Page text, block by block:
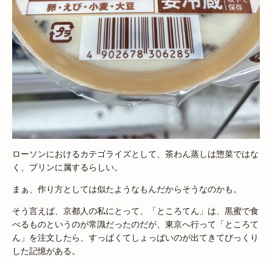
ローソンにおけるカテゴライズとして、茶わん蒸しは惣菜ではな
く、プリンに属するらしい。
まぁ、作り方としては似たようなもんだからそうなのかも。
そう言えば、京都人の私にとって、「ところてん」は、黒蜜で食
べるものというのが常識だったのだが、東京へ行って「ところて
ん」を注文したら、すっぱくてしょっぱいのが出てきてびっくり
した記憶がある。